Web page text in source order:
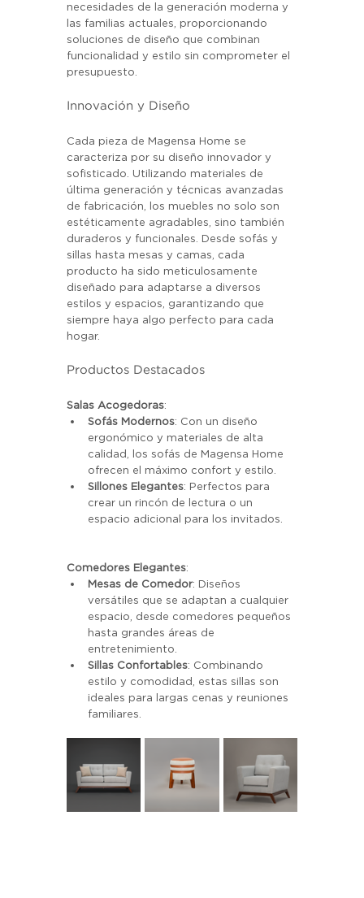
necesidades de la generación moderna y
las familias actuales, proporcionando
soluciones de diseño que combinan
funcionalidad y estilo sin comprometer el
presupuesto.
Innovación y Diseño
Cada pieza de Magensa Home se
caracteriza por su diseño innovador y
sofisticado. Utilizando materiales de
última generación y técnicas avanzadas
de fabricación, los muebles no solo son
estéticamente agradables, sino también
duraderos y funcionales. Desde sofás y
sillas hasta mesas y camas, cada
producto ha sido meticulosamente
diseñado para adaptarse a diversos
estilos y espacios, garantizando que
siempre haya algo perfecto para cada
hogar.
Productos Destacados
Salas Acogedoras:
Sofás Modernos: Con un diseño
ergonómico y materiales de alta
calidad, los sofás de Magensa Home
ofrecen el máximo confort y estilo.
Sillones Elegantes: Perfectos para
crear un rincón de lectura o un
espacio adicional para los invitados.
Comedores Elegantes:
Mesas de Comedor: Diseños
versátiles que se adaptan a cualquier
espacio, desde comedores pequeños
hasta grandes áreas de
entretenimiento.
Sillas Confortables: Combinando
estilo y comodidad, estas sillas son
ideales para largas cenas y reuniones
familiares.